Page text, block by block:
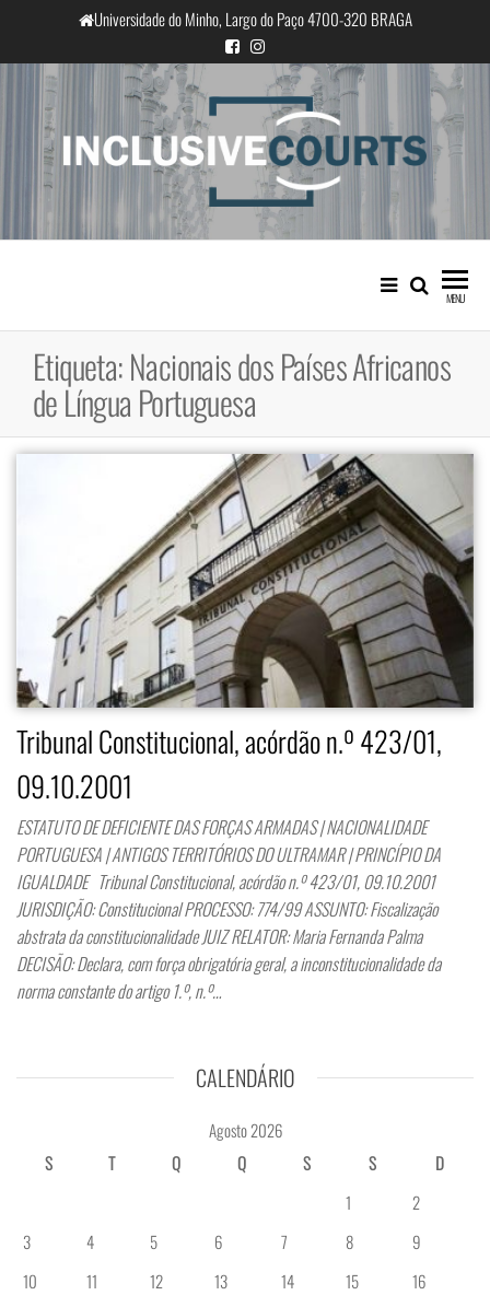
o
conteúdo
Universidade do Minho, Largo do Paço 4700-320 BRAGA
InclusiveCourts
Igualdade e diferença cultural na
prática judicial portuguesa
MENU
Etiqueta:Nacionais dos Países Africanos
de Língua Portuguesa
Tribunal Constitucional, acórdão n.º 423/01,
09.10.2001
ESTATUTO DE DEFICIENTE DAS FORÇAS ARMADAS | NACIONALIDADE
PORTUGUESA | ANTIGOS TERRITÓRIOS DO ULTRAMAR | PRINCÍPIO DA
IGUALDADE Tribunal Constitucional, acórdão n.º 423/01, 09.10.2001
JURISDIÇÃO: Constitucional PROCESSO: 774/99 ASSUNTO: Fiscalização
abstrata da constitucionalidade JUIZ RELATOR: Maria Fernanda Palma
DECISÃO: Declara, com força obrigatória geral, a inconstitucionalidade da
norma constante do artigo 1.º, n.º…
CALENDÁRIO
Agosto 2026
S
T Q Q S S
D
1
2
3
4 5 6 7 8
9
10
11 12 13 14 15
16